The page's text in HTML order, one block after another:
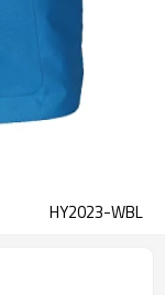
HY2023-WBL